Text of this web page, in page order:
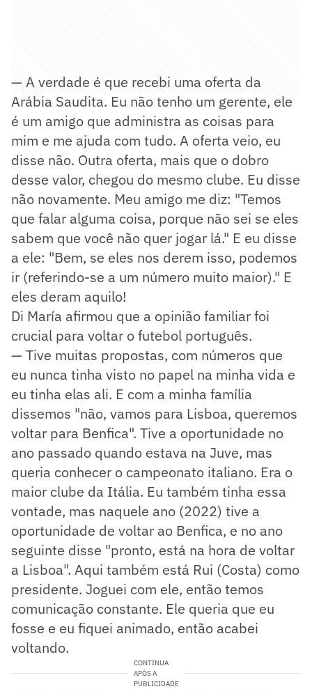
— A verdade é que recebi uma oferta da
Arábia Saudita. Eu não tenho um gerente, ele
é um amigo que administra as coisas para
mim e me ajuda com tudo. A oferta veio, eu
disse não. Outra oferta, mais que o dobro
desse valor, chegou do mesmo clube. Eu disse
não novamente. Meu amigo me diz: "Temos
que falar alguma coisa, porque não sei se eles
sabem que você não quer jogar lá." E eu disse
a ele: "Bem, se eles nos derem isso, podemos
ir (referindo-se a um número muito maior)." E
eles deram aquilo!
Di María afirmou que a opinião familiar foi
crucial para voltar o futebol português.
— Tive muitas propostas, com números que
eu nunca tinha visto no papel na minha vida e
eu tinha elas ali. E com a minha família
dissemos "não, vamos para Lisboa, queremos
voltar para Benfica". Tive a oportunidade no
ano passado quando estava na Juve, mas
queria conhecer o campeonato italiano. Era o
maior clube da Itália. Eu também tinha essa
vontade, mas naquele ano (2022) tive a
oportunidade de voltar ao Benfica, e no ano
seguinte disse "pronto, está na hora de voltar
a Lisboa". Aqui também está Rui (Costa) como
presidente. Joguei com ele, então temos
comunicação constante. Ele queria que eu
fosse e eu fiquei animado, então acabei
voltando.
CONTINUA
APÓS A
PUBLICIDADE